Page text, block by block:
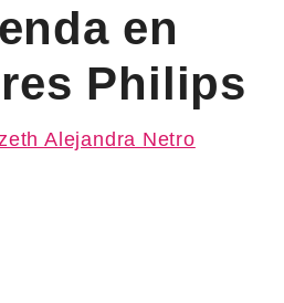
en
Philips
Alejandra Netro